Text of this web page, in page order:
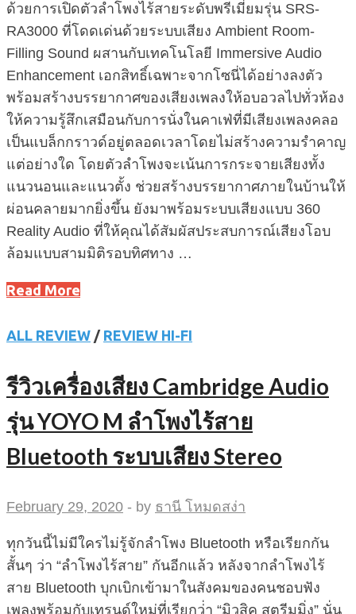
ด้วยการเปิดตัวลำโพงไร้สายระดับพรีเมี่ยมรุ่น SRS-
RA3000 ที่โดดเด่นด้วยระบบเสียง Ambient Room-
Filling Sound ผสานกับเทคโนโลยี Immersive Audio
Enhancement เอกสิทธิ์เฉพาะจากโซนี่ได้อย่างลงตัว
พร้อมสร้างบรรยากาศของเสียงเพลงให้อบอวลไปทั่วห้อง
ให้ความรู้สึกเสมือนกับการนั่งในคาเฟ่ที่มีเสียงเพลงคลอ
เป็นแบล็กกราวด์อยู่ตลอดเวลาโดยไม่สร้างความรำคาญ
แต่อย่างใด โดยตัวลำโพงจะเน้นการกระจายเสียงทั้ง
แนวนอนและแนวตั้ง ช่วยสร้างบรรยากาศภายในบ้านให้
ผ่อนคลายมากยิ่งขึ้น ยังมาพร้อมระบบเสียงแบบ 360
Reality Audio ที่ให้คุณได้สัมผัสประสบการณ์เสียงโอบ
ล้อมแบบสามมิติรอบทิศทาง …
Read More
ALL REVIEW / REVIEW HI-FI
รีวิวเครื่องเสียง Cambridge Audio
รุ่น YOYO M ลำโพงไร้สาย
Bluetooth ระบบเสียง Stereo
February 29, 2020 - by ธานี โหมดสง่า
ทุกวันนี้ไม่มีใครไม่รู้จักลำโพง Bluetooth หรือเรียกกัน
สั้นๆ ว่า “ลำโพงไร้สาย” กันอีกแล้ว หลังจากลำโพงไร้
สาย Bluetooth บุกเบิกเข้ามาในสังคมของคนชอบฟัง
เพลงพร้อมกับเทรนด์ใหม่ที่เรียกว่่า “มิวสิค สตรีมมิ่ง” นั่น